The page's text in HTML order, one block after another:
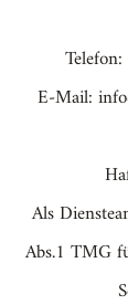
Telefon:
E-Mail:
Als
Abs.1 TMG